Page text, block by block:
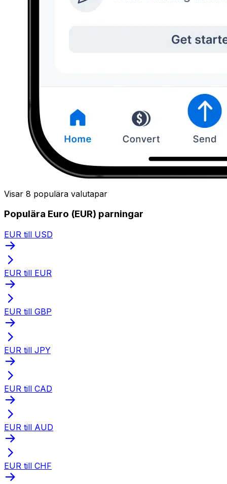
Visar 8 populära valutapar
Populära Euro (EUR) parningar
EUR till USD
EUR till EUR
EUR till GBP
EUR till JPY
EUR till CAD
EUR till AUD
EUR till CHF